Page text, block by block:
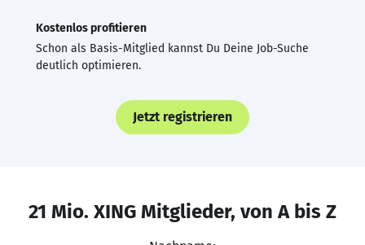
Kostenlos profitieren
Schon als Basis-Mitglied kannst Du Deine Job-Suche
deutlich optimieren.
Jetzt registrieren
21 Mio. XING Mitglieder, von A bis Z